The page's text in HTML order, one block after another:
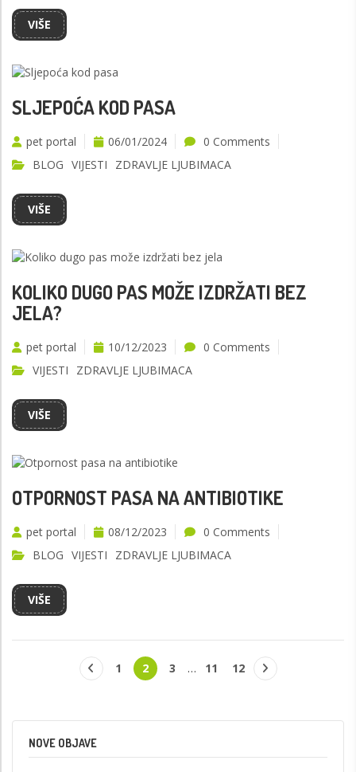
VIŠE
SLJEPOĆA KOD PASA
pet portal 06/01/2024
0 Comments
BLOG VIJESTI ZDRAVLJE LJUBIMACA
VIŠE
KOLIKO DUGO PAS MOŽE IZDRŽATI BEZ
JELA?
pet portal 10/12/2023
0 Comments
VIJESTI
ZDRAVLJE LJUBIMACA
VIŠE
OTPORNOST PASA NA ANTIBIOTIKE
pet portal 08/12/2023
0 Comments
BLOG VIJESTI ZDRAVLJE LJUBIMACA
VIŠE
1 2 3 … 11 12
NOVE OBJAVE